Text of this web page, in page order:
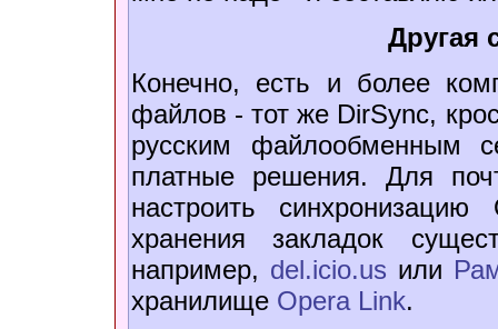
Другая
Конечно, есть и более
файлов - тот же DirSync,
русским файлообменным
платные решения. Для
настроить
хранения закладок
например, del.icio.us или
хранилище Opera Link.